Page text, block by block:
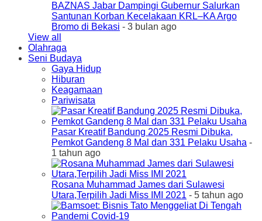
BAZNAS Jabar Dampingi Gubernur Salurkan
Santunan Korban Kecelakaan KRL–KA Argo
Bromo di Bekasi - 3 bulan ago
View all
Olahraga
Seni Budaya
Gaya Hidup
Hiburan
Keagamaan
Pariwisata
Pasar Kreatif Bandung 2025 Resmi Dibuka,
Pemkot Gandeng 8 Mal dan 331 Pelaku Usaha -
1 tahun ago
Rosana Muhammad James dari Sulawesi
Utara,Terpilih Jadi Miss IMI 2021 - 5 tahun ago